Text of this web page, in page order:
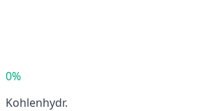
0%
Kohlenhydr.